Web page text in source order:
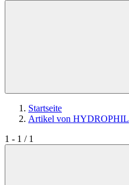
Startseite
Artikel von HYDROPHIL
1 - 1 / 1